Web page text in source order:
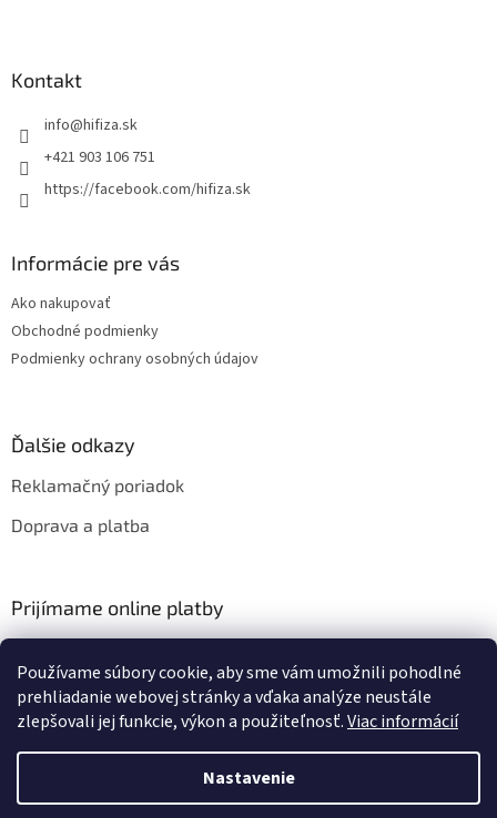
Používame súbory cookie, aby sme vám umožnili pohodlné
prehliadanie webovej stránky a vďaka analýze neustále
zlepšovali jej funkcie, výkon a použiteľnosť.Viac informácií
Nastavenie
Kontakt
info@hifiza.sk
+421 903 106 751
https://facebook.com/hifiza.sk
Informácie pre vás
Ako nakupovať
Obchodné podmienky
Podmienky ochrany osobných údajov
Ďalšie odkazy
Reklamačný poriadok
Doprava a platba
Prijímame online platby